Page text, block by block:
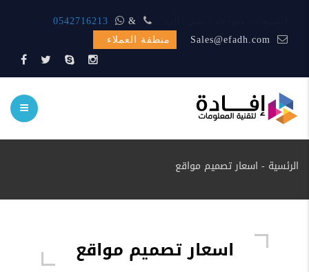
&
0542716213
منطقة العملاء
الرئسية - اسعار تصميم مواقع
اسعار تصميم مواقع